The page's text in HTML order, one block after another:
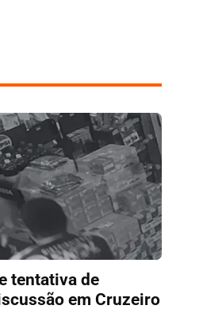
tentativa de
em Cruzeiro